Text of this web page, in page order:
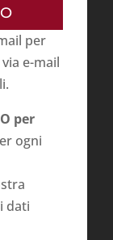
per
e-mail
per
ogni
dati